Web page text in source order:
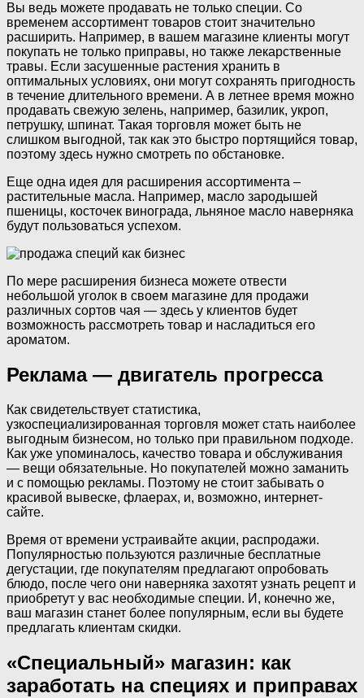
Вы ведь можете продавать не только специи. Со
временем ассортимент товаров стоит значительно
расширить. Например, в вашем магазине клиенты могут
покупать не только приправы, но также лекарственные
травы. Если засушенные растения хранить в
оптимальных условиях, они могут сохранять пригодность
в течение длительного времени. А в летнее время можно
продавать свежую зелень, например, базилик, укроп,
петрушку, шпинат. Такая торговля может быть не
слишком выгодной, так как это быстро портящийся товар,
поэтому здесь нужно смотреть по обстановке.
Еще одна идея для расширения ассортимента –
растительные масла. Например, масло зародышей
пшеницы, косточек винограда, льняное масло наверняка
будут пользоваться успехом.
По мере расширения бизнеса можете отвести
небольшой уголок в своем магазине для продажи
различных сортов чая — здесь у клиентов будет
возможность рассмотреть товар и насладиться его
ароматом.
Реклама — двигатель прогресса
Как свидетельствует статистика,
узкоспециализированная торговля может стать наиболее
выгодным бизнесом, но только при правильном подходе.
Как уже упоминалось, качество товара и обслуживания
— вещи обязательные. Но покупателей можно заманить
и с помощью рекламы. Поэтому не стоит забывать о
красивой вывеске, флаерах, и, возможно, интернет-
сайте.
Время от времени устраивайте акции, распродажи.
Популярностью пользуются различные бесплатные
дегустации, где покупателям предлагают опробовать
блюдо, после чего они наверняка захотят узнать рецепт и
приобретут у вас необходимые специи. И, конечно же,
ваш магазин станет более популярным, если вы будете
предлагать клиентам скидки.
«Специальный» магазин: как
заработать на специях и приправах